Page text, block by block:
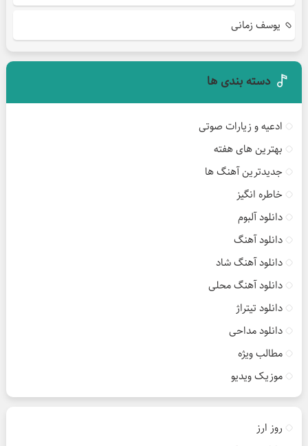
یوسف زمانی
دسته بندی ها
ادعیه و زیارات صوتی
بهترین های هفته
جدیدترین آهنگ ها
خاطره انگیز
دانلود آلبوم
دانلود آهنگ
دانلود آهنگ شاد
دانلود آهنگ محلی
دانلود تیتراژ
دانلود مداحی
مطالب ویژه
موزیک ویدیو
روز ارز